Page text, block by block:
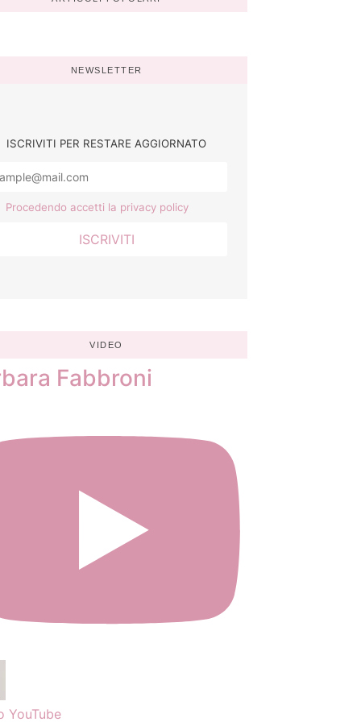
NEWSLETTER
ISCRIVITI PER RESTARE AGGIORNATO
Procedendo accetti la privacy policy
VIDEO
Fabbroni
YouTube